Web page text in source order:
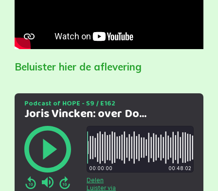
Beluister hier de aflevering